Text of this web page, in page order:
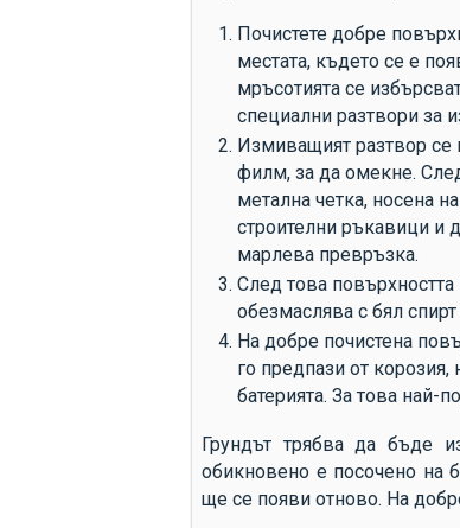
Почистете добре
местата, където се е
мръсотията се
специални разтвори за
Измиващият разтвор се
филм, за да омекне.
метална четка, носена
строителни ръкавици и
марлева превръзка.
След това
обезмаслява с бял
На добре почистена
го предпази от
батерията. За това най-
Грундът трябва да бъде
обикновено е посочено на
ще се появи отново. На